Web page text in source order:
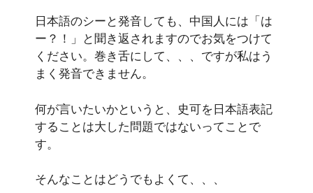
日本語のシーと発音しても、中国人には「は
ー？！」と聞き返されますのでお気をつけて
ください。巻き舌にして、、、ですが私はう
まく発音できません。
何が言いたいかというと、史可を日本語表記
することは大した問題ではないってことで
す。
そんなことはどうでもよくて、、、